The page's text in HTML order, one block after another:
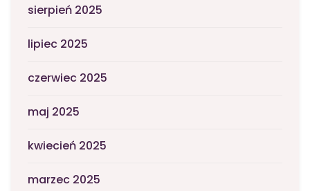
sierpień 2025
lipiec 2025
czerwiec 2025
maj 2025
kwiecień 2025
marzec 2025